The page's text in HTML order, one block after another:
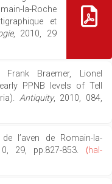
la-Roche
et
, 2010, 29
Braemer, Lionel
PPNB levels of Tell
Antiquity, 2010, 084,
l’aven de Romain-la-
29, pp.827-853. ⟨hal-